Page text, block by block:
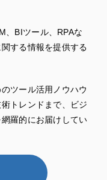
、BIツール、RPAな
する情報を提供する
ツール活用ノウハウ
トレンドまで、ビジ
羅的にお届けしてい